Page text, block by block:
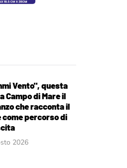
Vento", questa
Campo di Mare il
che racconta il
come percorso di
2026